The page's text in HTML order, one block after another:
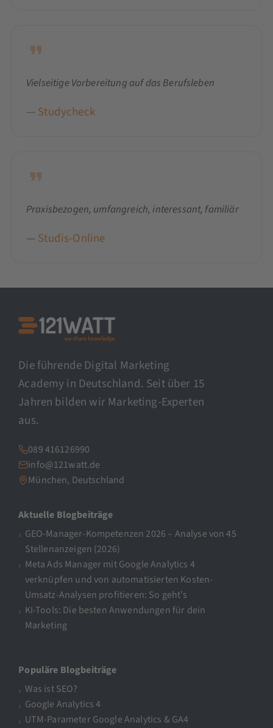
Vielseitige Vorbereitung auf das Berufsleben
— Studycheck
Praxisbezogen, umfangreich, interessant, familiär
— Studis-Online
Die führende Digital Marketing
Academy in Deutschland. Seit über 15
Jahren bilden wir Marketing-Experten
aus.
089 416126990
info@121watt.de
München, Deutschland
Aktuelle Blogbeiträge
GEO-Manager-Kompetenzen 2026 – Analyse von 45
Stellenanzeigen (2026)
Meta Ads Manager mit Google Analytics 4
verknüpfen und von automatisierten Kosten-
Umsatz-Analysen profitieren: So geht’s
KI-Tools: Die besten Anwendungen für dein
Marketing
Populäre Blogbeiträge
Was ist SEO?
Google Analytics 4
UTM-Parameter Google Analytics & GA4